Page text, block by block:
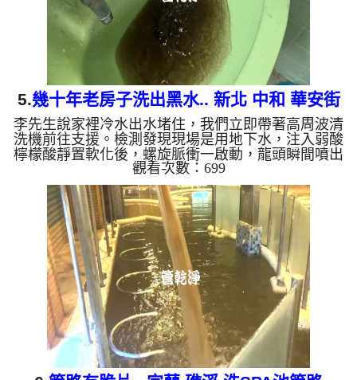
5.幾十年老房子洗出黑水.. 新北 中和 華安街
水管清洗
李先生說家裡冷水出水堵住，我們立即帶著高周波清
洗機前往支援。檢測發現現場是用地下水，注入弱酸
檸檬酸靜置軟化後，螺旋脈衝一啟動，龍頭瞬間噴出
黑色髒水！顏色越來越深，還掉出一顆顆黑色脆片，
四個多小時後，出水變乾淨出水量也恢復了。 為什
麼水管需要定期「大掃除」？ 單靠水壓帶不走管壁
陳年汙垢。不同的水質顏色，反映了不同的居家隱
患： 棕色（鐵鏽）： 管線老化徵兆。 黑色（氧化
錳）： 常見於地下水源。 綠色（銅綠）： 銅合金接
頭氧化。 ...
觀看次數：699